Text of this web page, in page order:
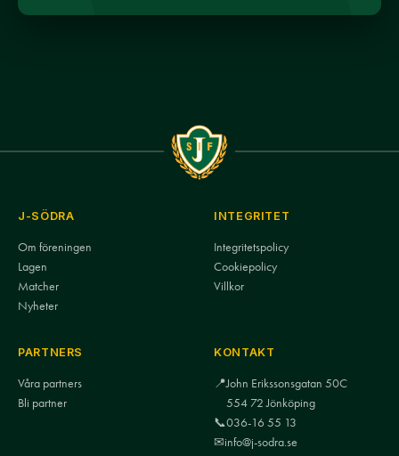
J-SÖDRA
Om föreningen
Lagen
Matcher
Nyheter
INTEGRITET
Integritetspolicy
Cookiepolicy
Villkor
PARTNERS
Våra partners
Bli partner
KONTAKT
📍John Erikssonsgatan 50C
554 72 Jönköping
📞036-16 55 13
✉info@j-sodra.se